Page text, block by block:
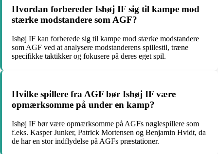
Hvordan forbereder Ishøj IF sig til kampe mod
stærke modstandere som AGF?
Ishøj IF kan forberede sig til kampe mod stærke modstandere
som AGF ved at analysere modstanderens spillestil, træne
specifikke taktikker og fokusere på deres eget spil.
Hvilke spillere fra AGF bør Ishøj IF være
opmærksomme på under en kamp?
Ishøj IF bør være opmærksomme på AGFs nøglespillere som
f.eks. Kasper Junker, Patrick Mortensen og Benjamin Hvidt, da
de har en stor indflydelse på AGFs præstationer.